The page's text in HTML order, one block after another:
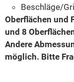
Beschläge/
Oberflächen und
und 8
Andere
möglich. Bitte